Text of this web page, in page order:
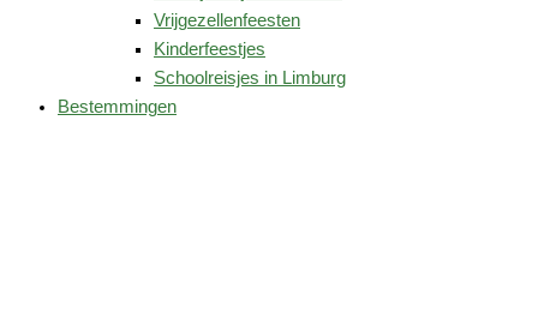
Vrijgezellenfeesten
Kinderfeestjes
Schoolreisjes in Limburg
Bestemmingen